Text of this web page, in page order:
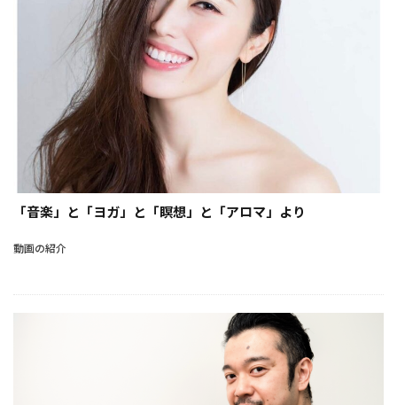
「音楽」と「ヨガ」と「瞑想」と「アロマ」より
動画の紹介